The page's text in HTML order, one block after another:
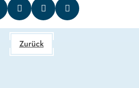
Zurück